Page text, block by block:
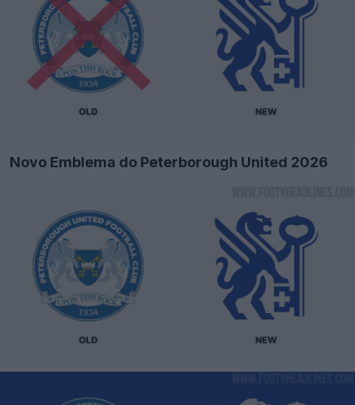
Novo Emblema do Peterborough United 2026